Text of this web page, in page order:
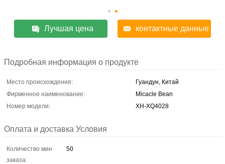
Лучшая цена контактные данные
Подробная информация о продукте
Место происхождения:
Гуандун, Китай
Фирменное наименование:
Micacle Bean
Номер модели:
XH-XQ4028
Оплата и доставка Условия
Количество мин
заказа:
50